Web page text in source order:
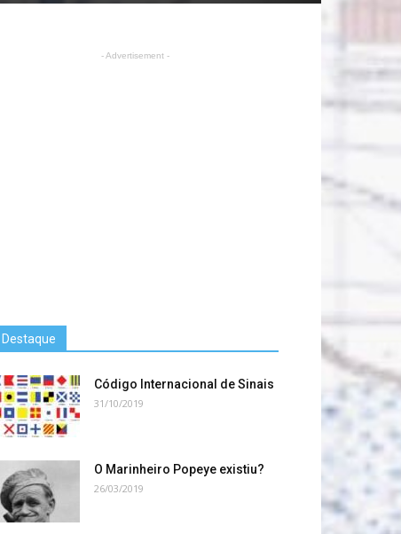
- Advertisement -
Destaque
Código Internacional de Sinais
31/10/2019
O Marinheiro Popeye existiu?
26/03/2019